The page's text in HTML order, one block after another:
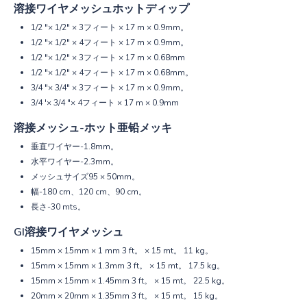
溶接ワイヤメッシュホットディップ
1/2 "× 1/2" × 3フィート × 17 m × 0.9mm。
1/2 "× 1/2" × 4フィート × 17 m × 0.9mm。
1/2 "× 1/2" × 3フィート × 17 m × 0.68mm
1/2 "× 1/2" × 4フィート × 17 m × 0.68mm。
3/4 "× 3/4" × 3フィート × 17 m × 0.9mm。
3/4 '× 3/4 "× 4フィート × 17 m × 0.9mm
溶接メッシュ-ホット亜铅メッキ
垂直ワイヤー-1.8mm。
水平ワイヤー-2.3mm。
メッシュサイズ95 × 50mm。
幅-180 cm、120 cm、90 cm。
長さ-30 mts。
GI溶接ワイヤメッシュ
15mm × 15mm × 1 mm 3 ft。 × 15 mt。 11 kg。
15mm × 15mm × 1.3mm 3 ft。 × 15 mt。 17.5 kg。
15mm × 15mm × 1.45mm 3 ft。 × 15 mt。 22.5 kg。
20mm × 20mm × 1.35mm 3 ft。 × 15 mt。 15 kg。